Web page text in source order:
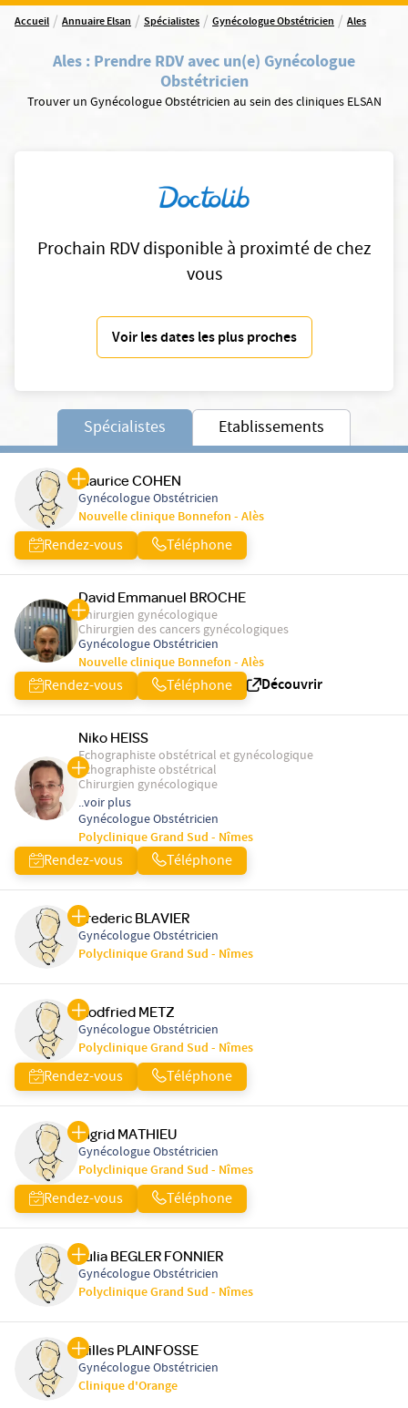
Accueil / Annuaire Elsan / Spécialistes / Gynécologue Obstétricien / Ales
Ales : Prendre RDV avec un(e) Gynécologue
Obstétricien
Trouver un Gynécologue Obstétricien au sein des cliniques ELSAN
Prochain RDV disponible à proximté de chez
vous
Voir les dates les plus proches
Spécialistes Etablissements
Maurice COHEN
Gynécologue Obstétricien
Nouvelle clinique Bonnefon - Alès
Rendez-vous Téléphone
David Emmanuel BROCHE
Chirurgien gynécologique
Chirurgien des cancers gynécologiques
Gynécologue Obstétricien
Nouvelle clinique Bonnefon - Alès
Rendez-vous Téléphone Découvrir
Niko HEISS
Echographiste obstétrical et gynécologique
Echographiste obstétrical
Chirurgien gynécologique
..voir plus
Gynécologue Obstétricien
Polyclinique Grand Sud - Nîmes
Rendez-vous Téléphone
Frederic BLAVIER
Gynécologue Obstétricien
Polyclinique Grand Sud - Nîmes
Godfried METZ
Gynécologue Obstétricien
Polyclinique Grand Sud - Nîmes
Rendez-vous Téléphone
Ingrid MATHIEU
Gynécologue Obstétricien
Polyclinique Grand Sud - Nîmes
Rendez-vous Téléphone
Julia BEGLER FONNIER
Gynécologue Obstétricien
Polyclinique Grand Sud - Nîmes
Gilles PLAINFOSSE
Gynécologue Obstétricien
Clinique d'Orange